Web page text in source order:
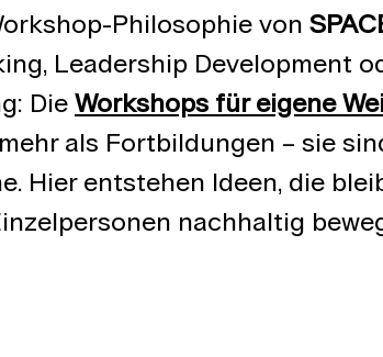
Philosophie von
Leadership Development
Die Workshops für eigene
als Fortbildungen – sie
Hier entstehen Ideen, die
nachhaltig